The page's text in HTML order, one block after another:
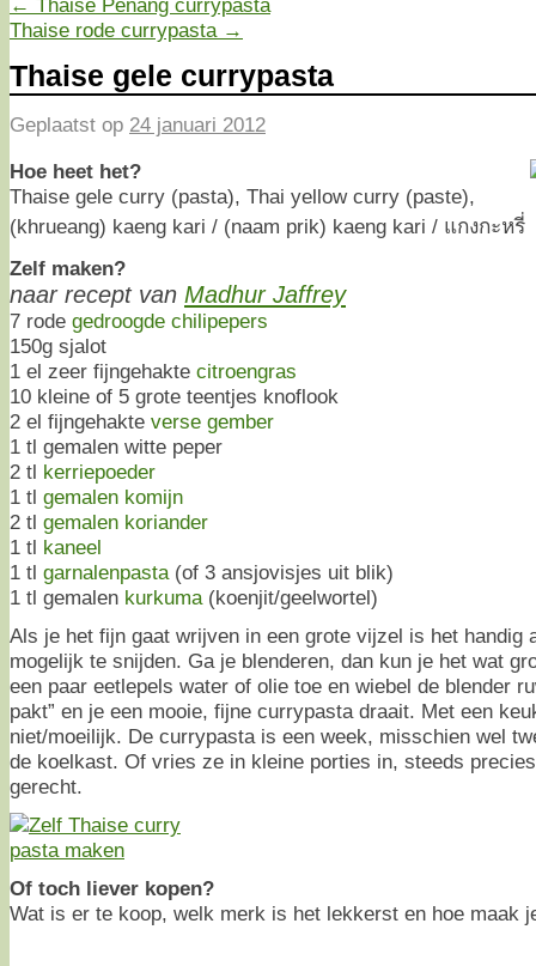
Thaise rode currypasta →
Thaise gele currypasta
Geplaatst op 24 januari 2012
Hoe heet het?
Thaise gele curry (pasta), Thai yellow curry (paste),
(khrueang) kaeng kari / (naam prik) kaeng kari / แกงกะหรี่
Zelf maken?
naar recept van Madhur Jaffrey
7 rode gedroogde chilipepers
150g sjalot
1 el zeer fijngehakte citroengras
10 kleine of 5 grote teentjes knoflook
2 el fijngehakte verse gember
1 tl gemalen witte peper
2 tl kerriepoeder
1 tl gemalen komijn
2 tl gemalen koriander
1 tl kaneel
1 tl garnalenpasta (of 3 ansjovisjes uit blik)
1 tl gemalen kurkuma (koenjit/geelwortel)
Als je het fijn gaat wrijven in een grote vijzel is het handig
mogelijk te snijden. Ga je blenderen, dan kun je het wat
een paar eetlepels water of olie toe en wiebel de blender
pakt” en je een mooie, fijne currypasta draait. Met een
niet/moeilijk. De currypasta is een week, misschien wel
de koelkast. Of vries ze in kleine porties in, steeds
gerecht.
Of toch liever kopen?
Wat is er te koop, welk merk is het lekkerst en hoe maak